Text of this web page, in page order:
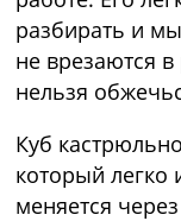
разбирать и
не врезаются
нельзя
Куб
который легко
меняется